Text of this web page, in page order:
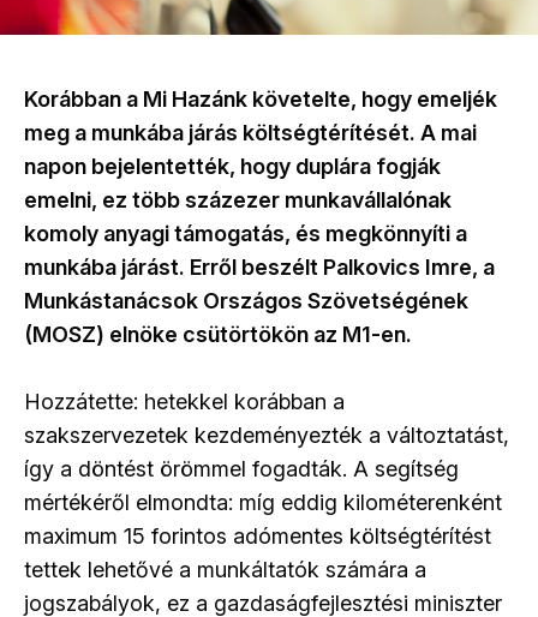
Korábban a Mi Hazánk követelte, hogy emeljék
meg a munkába járás költségtérítését. A mai
napon bejelentették, hogy duplára fogják
emelni, ez több százezer munkavállalónak
komoly anyagi támogatás, és megkönnyíti a
munkába járást. Erről beszélt Palkovics Imre, a
Munkástanácsok Országos Szövetségének
(MOSZ) elnöke csütörtökön az M1-en.
Hozzátette: hetekkel korábban a
szakszervezetek kezdeményezték a változtatást,
így a döntést örömmel fogadták. A segítség
mértékéről elmondta: míg eddig kilométerenként
maximum 15 forintos adómentes költségtérítést
tettek lehetővé a munkáltatók számára a
jogszabályok, ez a gazdaságfejlesztési miniszter